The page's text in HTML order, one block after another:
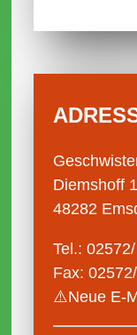
Diemshoff
48282
Tel.:
Fax:
⚠️Neue E-